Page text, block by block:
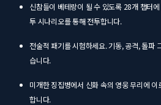
신참들이 베테랑이 될 수 있도록 28개 챕터
투 시나리오를 통해 전투합니다.
전술적 패기를 시험하세요. 기동, 공격, 돌파
습니다.
미개한 징집병에서 신화 속의 영웅 무리에
합니다.